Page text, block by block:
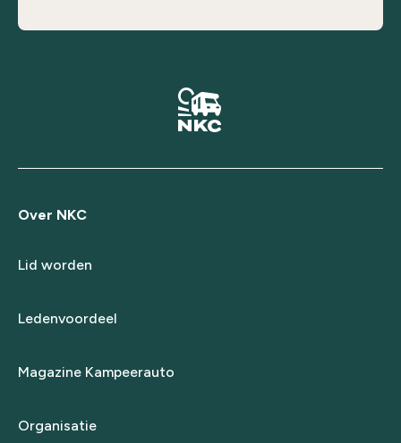
Over NKC
Lid worden
Ledenvoordeel
Magazine Kampeerauto
Organisatie